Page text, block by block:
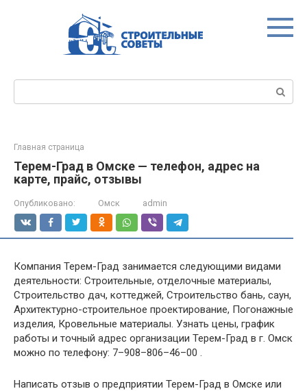
Главная страница
Терем-Град в Омске — телефон, адрес на
карте, прайс, отзывы
Опубликовано: Омск admin
Компания Терем-Град занимается следующими видами
деятельности: Строительные, отделочные материалы,
Строительство дач, коттеджей, Строительство бань, саун,
Архитектурно-строительное проектирование, Погонажные
изделия, Кровельные материалы. Узнать цены, график
работы и точный адрес организации Терем-Град в г. Омск
можно по телефону: 7–908–806–46–00 .
Написать отзыв о предприятии Терем-Град в Омске или